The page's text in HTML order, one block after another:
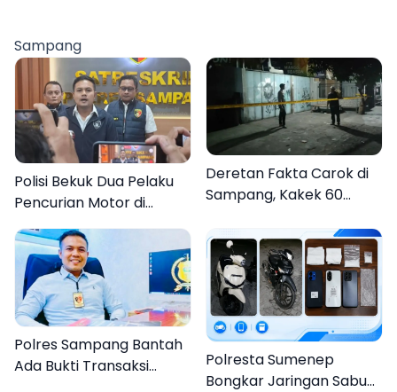
Organisasi
Sampang
Polisi Bekuk Dua Pelaku
Pencurian Motor di
Bajrasokah Sampang
Deretan Fakta Carok di
Sampang, Kakek 60
Pria
Polres Sampang Bantah
Ada Bukti Transaksi
Polresta Sumenep
Bongkar Jaringan Sabu